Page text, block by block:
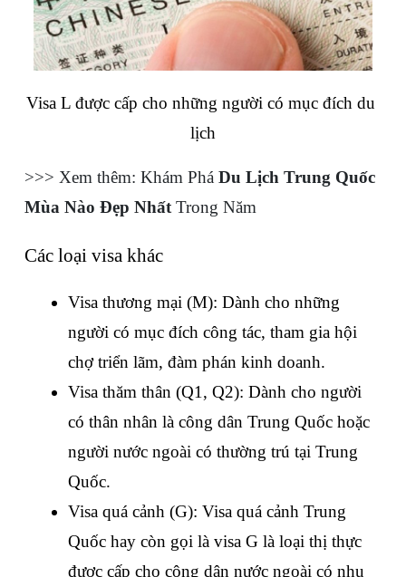
Visa L được cấp cho những người có mục đích du
lịch
>>> Xem thêm: Khám Phá Du Lịch Trung Quốc
Mùa Nào Đẹp Nhất Trong Năm
Các loại visa khác
Visa thương mại (M): Dành cho những
người có mục đích công tác, tham gia hội
chợ triển lãm, đàm phán kinh doanh.
Visa thăm thân (Q1, Q2): Dành cho người
có thân nhân là công dân Trung Quốc hoặc
người nước ngoài có thường trú tại Trung
Quốc.
Visa quá cảnh (G): Visa quá cảnh Trung
Quốc hay còn gọi là visa G là loại thị thực
được cấp cho công dân nước ngoài có nhu